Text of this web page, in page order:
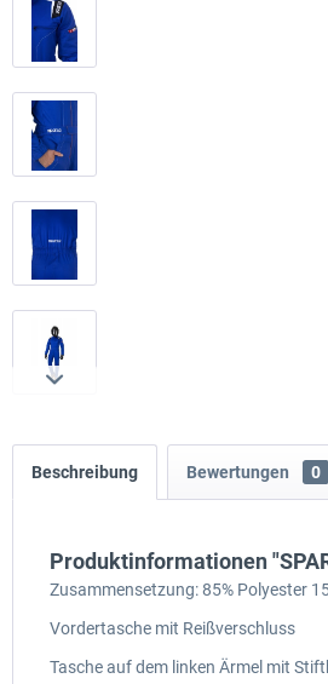
Beschreibung Bewertungen 0
Produktinformationen
Zusammensetzung: 85% Polyester
Vordertasche mit Reißverschluss
Tasche auf dem linken Ärmel mit